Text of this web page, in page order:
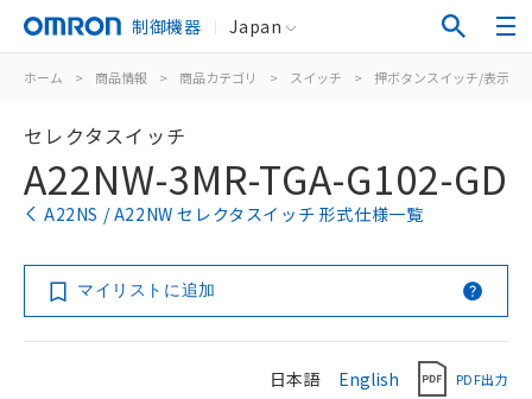
制御機器 Japan
ホーム > 商品情報 > 商品カテゴリ > スイッチ > 押ボタンスイッチ/表示灯
セレクタスイッチ
A22NW-3MR-TGA-G102-GD
A22NS / A22NW セレクタスイッチ 形式仕様一覧
マイリストに追加
日本語 English PDF出力